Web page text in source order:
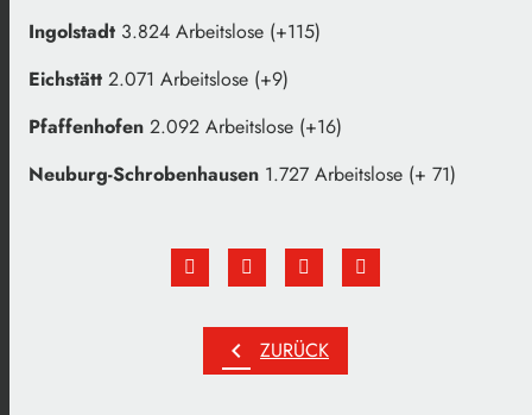
Ingolstadt 3.824 Arbeitslose (+115)
Eichstätt 2.071 Arbeitslose (+9)
Pfaffenhofen 2.092 Arbeitslose (+16)
Neuburg-Schrobenhausen 1.727 Arbeitslose (+ 71)
chevron_left ZURÜCK